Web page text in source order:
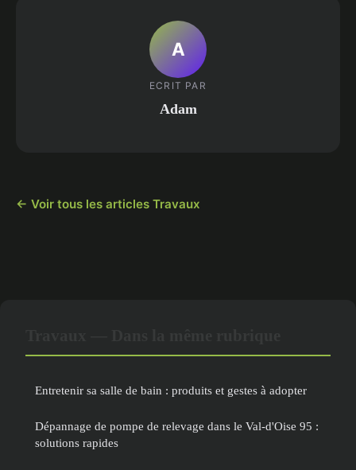
A
ECRIT PAR
Adam
← Voir tous les articles Travaux
Entretenir sa salle de bain : produits et gestes à adopter
Dépannage de pompe de relevage dans le Val-d'Oise 95 :
solutions rapides